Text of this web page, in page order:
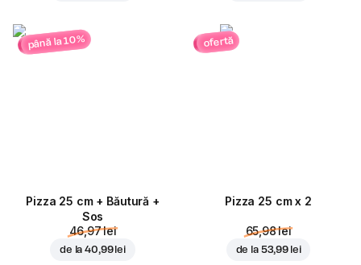
până la 10%
Pizza 25 cm + Băutură +
Sos
46,97 lei
de la40,99 lei
ofertă
Pizza 25 cm x 2
65,98 lei
de la 53,99 lei